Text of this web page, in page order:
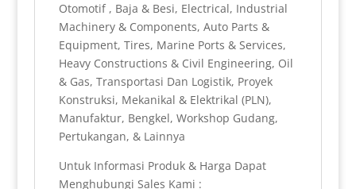
Otomotif , Baja & Besi, Electrical, Industrial
Machinery & Components, Auto Parts &
Equipment, Tires, Marine Ports & Services,
Heavy Constructions & Civil Engineering, Oil
& Gas, Transportasi Dan Logistik, Proyek
Konstruksi, Mekanikal & Elektrikal (PLN),
Manufaktur, Bengkel, Workshop Gudang,
Pertukangan, & Lainnya
Untuk Informasi Produk & Harga Dapat
Menghubungi Sales Kami :